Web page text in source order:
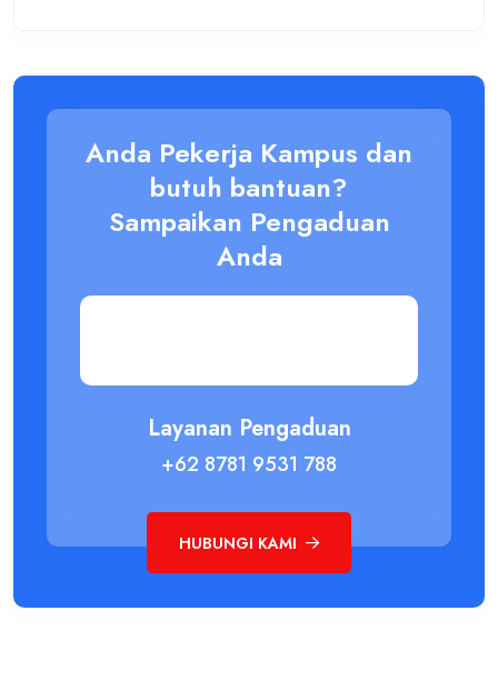
Anda Pekerja Kampus dan
butuh bantuan?
Sampaikan Pengaduan
Anda
Layanan Pengaduan
+62 8781 9531 788
HUBUNGI KAMI